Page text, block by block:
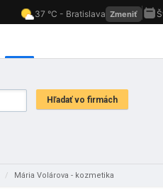
/ Mária Volárova - kozmetika